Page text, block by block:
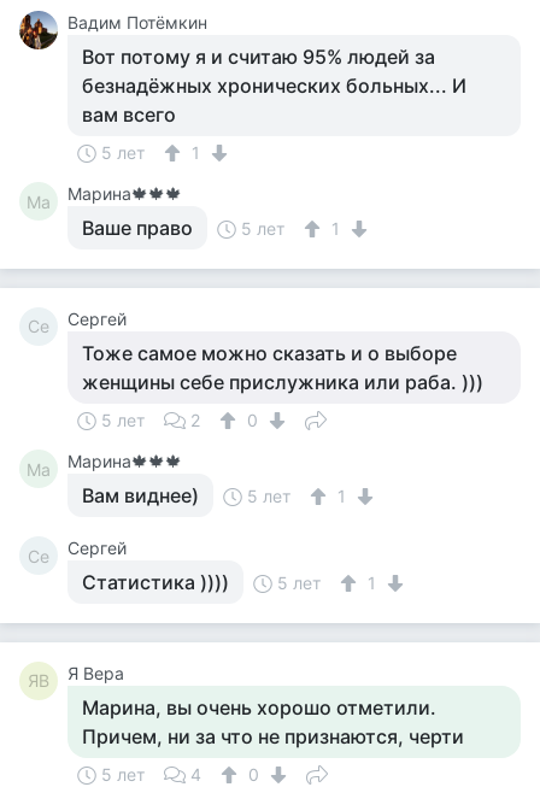
Вадим Потёмкин
Вот потому я и считаю 95% людей за
безнадёжных хронических больных... И
вам всего
5 лет 1
Ма Марина🍁🍁🍁
Ваше право 5 лет 1
Се Сергей
Тоже самое можно сказать и о выборе
женщины себе прислужника или раба. )))
5 лет 2 0
Ма Марина🍁🍁🍁
Вам виднее) 5 лет 1
Се Сергей
Статистика )))) 5 лет 1
ЯВ Я Вера
Марина, вы очень хорошо отметили.
Причем, ни за что не признаются, черти
5 лет 4 0